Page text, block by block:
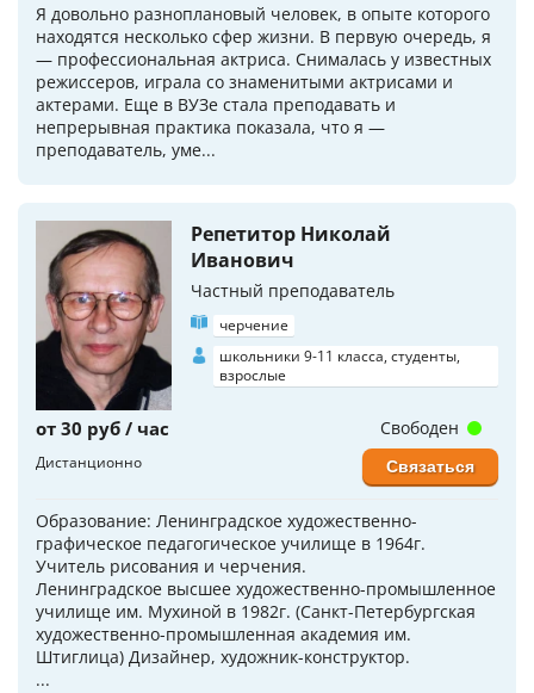
Я довольно разноплановый человек, в опыте которого
находятся несколько сфер жизни. В первую очередь, я
— профессиональная актриса. Снималась у известных
режиссеров, играла со знаменитыми актрисами и
актерами. Еще в ВУЗе стала преподавать и
непрерывная практика показала, что я —
преподаватель, уме...
Репетитор Николай
Иванович
Частный преподаватель
черчение
школьники 9-11 класса, студенты,
взрослые
от 30 руб / час
Дистанционно
Образование: Ленинградское художественно-
графическое педагогическое училище в 1964г.
Учитель рисования и черчения.
Ленинградское высшее художественно-промышленное
училище им. Мухиной в 1982г. (Санкт-Петербургская
художественно-промышленная академия им.
Штиглица) Дизайнер, художник-конструктор.
...
Свободен
Связаться